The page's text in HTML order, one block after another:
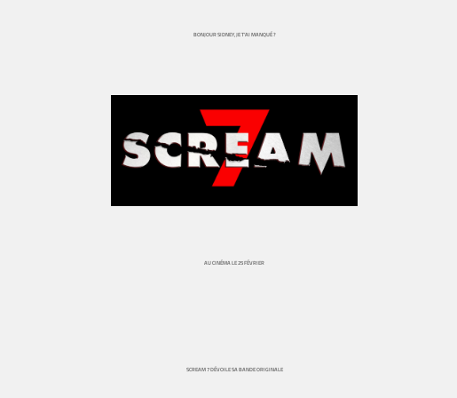
BONJOUR SIDNEY, JE T’AI MANQUÉ ?
AU CINÉMA LE 25 FÉVRIER
SCREAM 7 DÉVOILE SA BANDE ORIGINALE